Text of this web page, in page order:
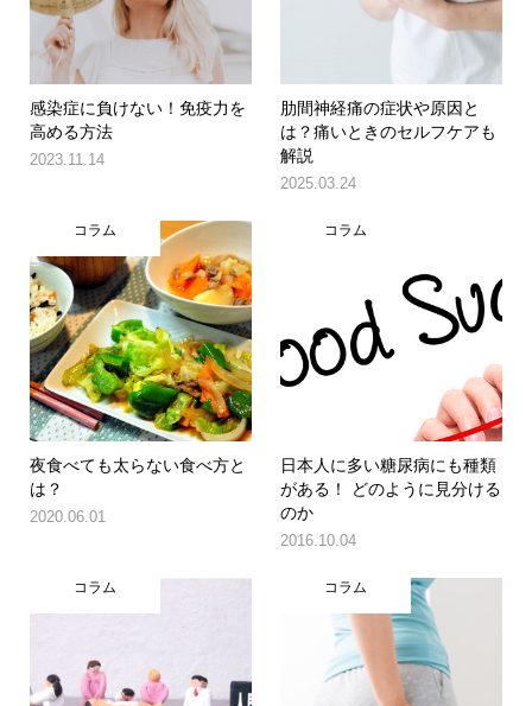
感染症に負けない！免疫力を
高める方法
2023.11.14
肋間神経痛の症状や原因と
は？痛いときのセルフケアも
解説
2025.03.24
コラム
夜食べても太らない食べ方と
は？
2020.06.01
コラム
日本人に多い糖尿病にも種類
がある！ どのように見分ける
のか
2016.10.04
コラム コラム